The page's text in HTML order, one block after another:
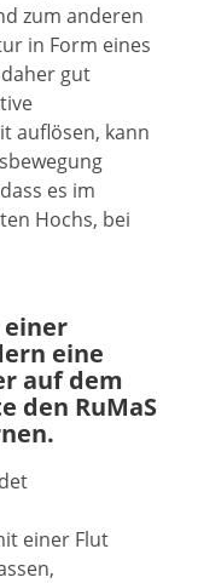
zum anderen
in Form eines
gut
auflösen, kann
es im
Hochs, bei
eine
auf dem
den RuMaS
einer Flut